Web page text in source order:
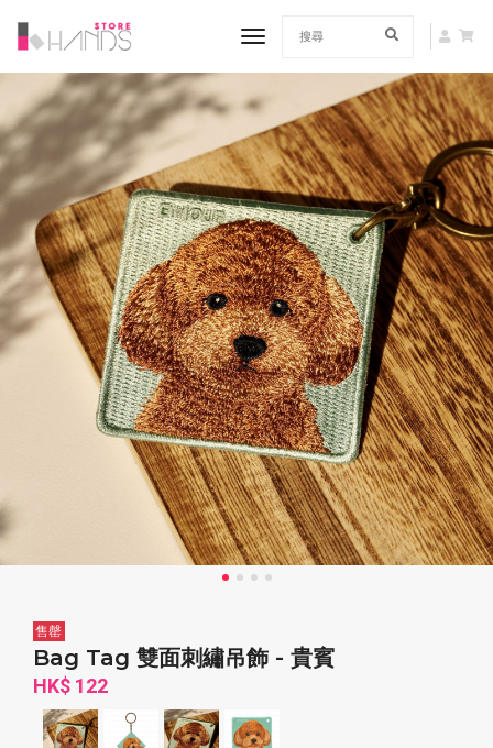
toggle navigation
售罄
Bag Tag 雙面刺繡吊飾 - 貴賓
HK$ 122